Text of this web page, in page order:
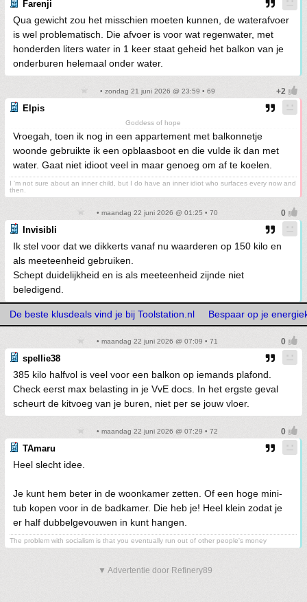
Farenji
Qua gewicht zou het misschien moeten kunnen, de waterafvoer
is wel problematisch. Die afvoer is voor wat regenwater, met
honderden liters water in 1 keer staat geheid het balkon van je
onderburen helemaal onder water.
• zondag 21 juni 2026 @ 23:59 • 69
Elpis
Goddess of hope
Vroegah, toen ik nog in een appartement met balkonnetje
woonde gebruikte ik een opblaasboot en die vulde ik dan met
water. Gaat niet idioot veel in maar genoeg om af te koelen.
I 'm not sure about an inner child, but I do have an inner idiot who surfaces every now and
then.
• maandag 22 juni 2026 @ 01:25 • 70
Invisibli
Ik stel voor dat we dikkerts vanaf nu waarderen op 150 kilo en
als meeteenheid gebruiken.
Schept duidelijkheid en is als meeteenheid zijnde niet
beledigend.
De beste klusdeals vind je bij Toolstation.nl Bespaar op je
• maandag 22 juni 2026 @ 07:09 • 71
spellie38
385 kilo halfvol is veel voor een balkon op iemands plafond.
Check eerst max belasting in je VvE docs. In het ergste geval
scheurt de kitvoeg van je buren, niet per se jouw vloer.
• maandag 22 juni 2026 @ 07:29 • 72
TAmaru
Heel slecht idee.
Je kunt hem beter in de woonkamer zetten. Of een hoge mini-
tub kopen voor in de badkamer. Die heb je! Heel klein zodat je
er half dubbelgevouwen in kunt hangen.
The problem with socialism is that you eventually run out of other people's money
▼ Advertentie door Refinery89